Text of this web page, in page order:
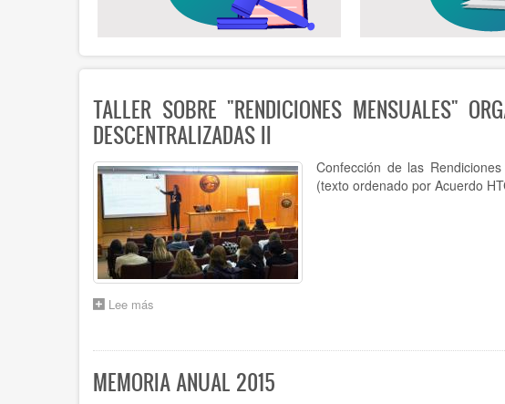
TALLER SOBRE "RENDICIONES MENSUALES"
DESCENTRALIZADAS II
Confección de las
(texto ordenado por Acuerdo
Lee más
"RENDICIONES
MENSUALES"
ORGANIZADO
MEMORIA ANUAL 2015